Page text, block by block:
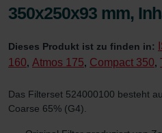
350x250x93 mm,
Dieses Produkt ist zu finden in:
160, Atmos 175, Compact 350,
Das Filterset 524000100 besteht
Coarse 65% (G4).